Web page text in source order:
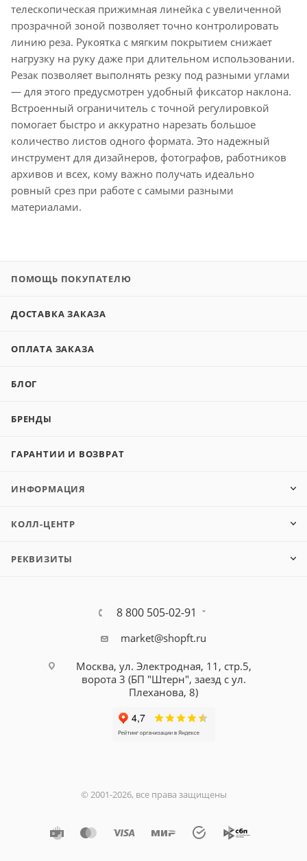
телескопическая прижимная линейка с увеличенной
прозрачной зоной позволяет точно контролировать
линию реза. Рукоятка с мягким покрытием снижает
нагрузку на руку даже при длительном использовании.
Резак позволяет выполнять резку под разными углами
— для этого предусмотрен удобный фиксатор наклона.
Встроенный ограничитель с точной регулировкой
помогает быстро и аккуратно нарезать большое
количество листов одного формата. Это надежный
инструмент для дизайнеров, фотографов, работников
архивов и всех, кому важно получать идеально
ровный срез при работе с самыми разными
материалами.
ПОМОЩЬ ПОКУПАТЕЛЮ
ДОСТАВКА ЗАКАЗА
ОПЛАТА ЗАКАЗА
БЛОГ
БРЕНДЫ
ГАРАНТИИ И ВОЗВРАТ
ИНФОРМАЦИЯ
КОЛЛ-ЦЕНТР
РЕКВИЗИТЫ
8 800 505-02-91
market@shopft.ru
Москва, ул. Электродная, 11, стр.5,
ворота 3 (БП "Штерн", заезд с ул.
Плеханова, 8)
© 2001-2026, все права защищены